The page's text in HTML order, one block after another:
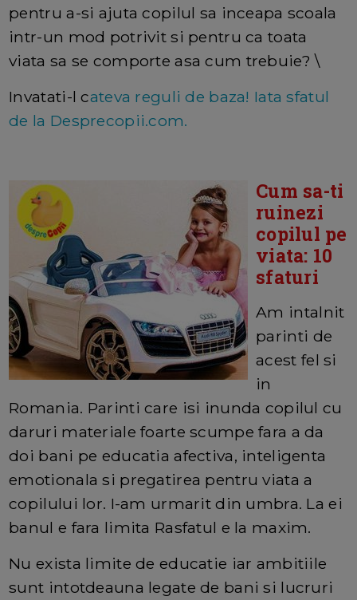
pentru a-si ajuta copilul sa inceapa scoala
intr-un mod potrivit si pentru ca toata
viata sa se comporte asa cum trebuie? \
Invatati-l cateva reguli de baza! Iata sfatul
de la Desprecopii.com.
Cum sa-ti
ruinezi
copilul pe
viata: 10
sfaturi
Am intalnit
parinti de
acest fel si
in
Romania. Parinti care isi inunda copilul cu
daruri materiale foarte scumpe fara a da
doi bani pe educatia afectiva, inteligenta
emotionala si pregatirea pentru viata a
copilului lor. I-am urmarit din umbra. La ei
banul e fara limita Rasfatul e la maxim.
Nu exista limite de educatie iar ambitiile
sunt intotdeauna legate de bani si lucruri